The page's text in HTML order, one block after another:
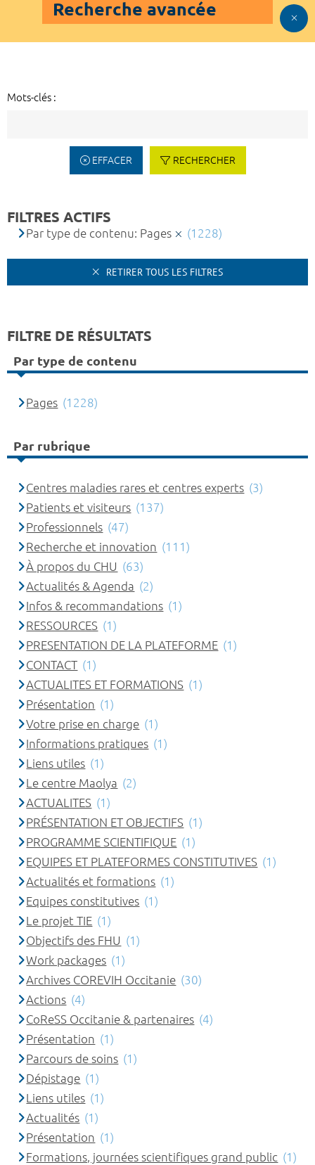
Recherche avancée
Mots-clés :
EFFACER RECHERCHER
FILTRES ACTIFS
Par type de contenu: Pages (1228)
RETIRER TOUS LES FILTRES
FILTRE DE RÉSULTATS
Par type de contenu
Pages (1228)
Par rubrique
Centres maladies rares et centres experts (3)
Patients et visiteurs (137)
Professionnels (47)
Recherche et innovation (111)
À propos du CHU (63)
Actualités & Agenda (2)
Infos & recommandations (1)
RESSOURCES (1)
PRESENTATION DE LA PLATEFORME (1)
CONTACT (1)
ACTUALITES ET FORMATIONS (1)
Présentation (1)
Votre prise en charge (1)
Informations pratiques (1)
Liens utiles (1)
Le centre Maolya (2)
ACTUALITES (1)
PRÉSENTATION ET OBJECTIFS (1)
PROGRAMME SCIENTIFIQUE (1)
EQUIPES ET PLATEFORMES CONSTITUTIVES (1)
Actualités et formations (1)
Equipes constitutives (1)
Le projet TIE (1)
Objectifs des FHU (1)
Work packages (1)
Archives COREVIH Occitanie (30)
Actions (4)
CoReSS Occitanie & partenaires (4)
Présentation (1)
Parcours de soins (1)
Dépistage (1)
Liens utiles (1)
Actualités (1)
Présentation (1)
Formations, journées scientifiques grand public (1)